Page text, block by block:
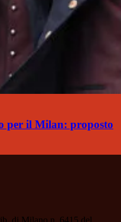
per il Milan: proposto